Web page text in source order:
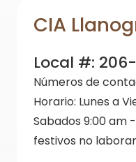
CIA
Local #: 206-
Números de
Horario: Lunes a
Sabados 9:00 am
festivos no